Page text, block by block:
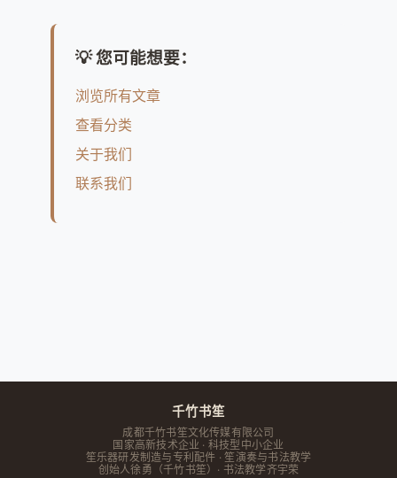
💡 您可能想要：
浏览所有文章
查看分类
关于我们
联系我们
千竹书笙
成都千竹书笙文化传媒有限公司
国家高新技术企业 · 科技型中小企业
笙乐器研发制造与专利配件 · 笙演奏与书法教学
创始人徐勇 （千竹书笙）· 书法教学齐宇荣